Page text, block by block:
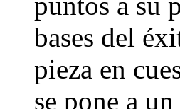
bases del
pieza en
se pone a